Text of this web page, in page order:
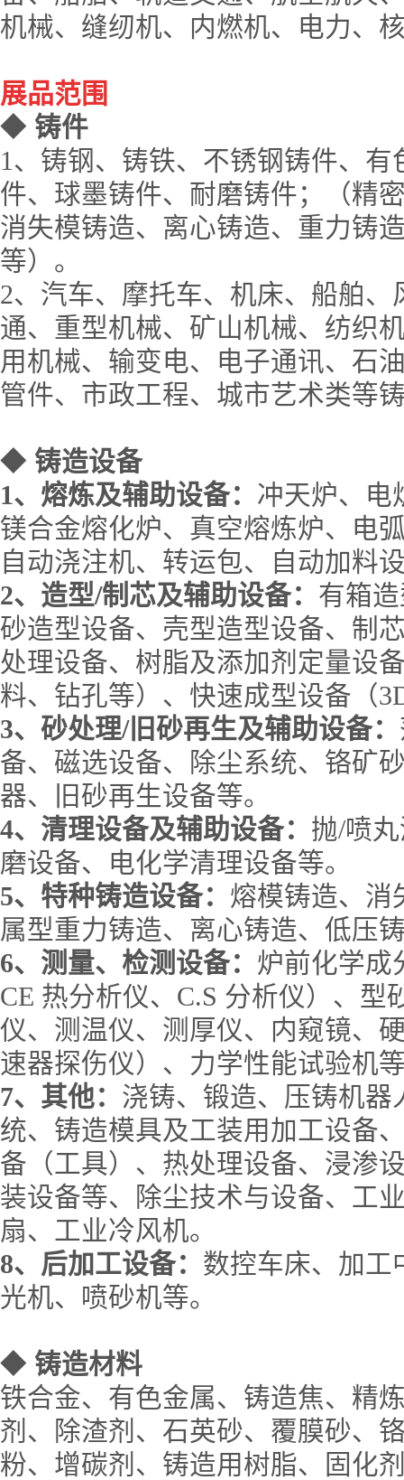
机械、缝纫机、内燃机、电力、
展品范围
◆ 铸件
1、铸钢、铸铁、不锈钢铸件、
件、球墨铸件、耐磨铸件；（精
消失模铸造、离心铸造、重力铸
等）。
2、汽车、摩托车、机床、船舶
通、重型机械、矿山机械、纺织
用机械、输变电、电子通讯、石
管件、市政工程、城市艺术类等
◆ 铸造设备
1、熔炼及辅助设备： 冲天炉、电
镁合金熔化炉、真空熔炼炉、电
自动浇注机、转运包、自动加料
2、造型/制芯及辅助设备： 有箱
砂造型设备、壳型造型设备、制
处理设备、树脂及添加剂定量设
料、钻孔等）、快速成型设备（
3、砂处理/旧砂再生及辅助设备：
备、磁选设备、除尘系统、铬矿
器、旧砂再生设备等。
4、清理设备及辅助设备： 抛/喷
磨设备、电化学清理设备等。
5、特种铸造设备： 熔模铸造、消
属型重力铸造、离心铸造、低压
6、测量、检测设备： 炉前化学成
CE 热分析仪、 C.S 分析仪）、型
仪、测温仪、测厚仪、内窥镜、
速器探伤仪）、力学性能试验机
7、其他： 浇铸、锻造、压铸机
统、铸造模具及工装用加工设备
备（工具）、热处理设备、浸渗
装设备等、除尘技术与设备、工
扇、工业冷风机。
8、后加工设备： 数控车床、加工
光机、喷砂机等。
◆ 铸造材料
铁合金、有色金属、铸造焦、精
剂、除渣剂、石英砂、覆膜砂、
粉、增碳剂、铸造用树脂、固化